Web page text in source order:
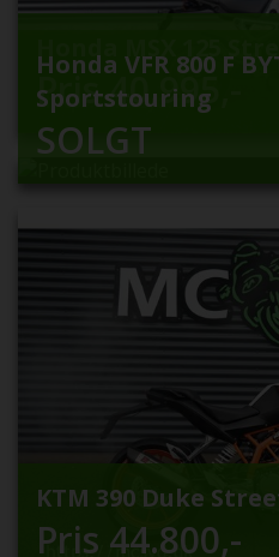
Honda MSX 125
Pris40.995,-
Honda VFR 800 F
Sportstouring
SOLGT
KTM 390 Duke
Pris 44.800,-